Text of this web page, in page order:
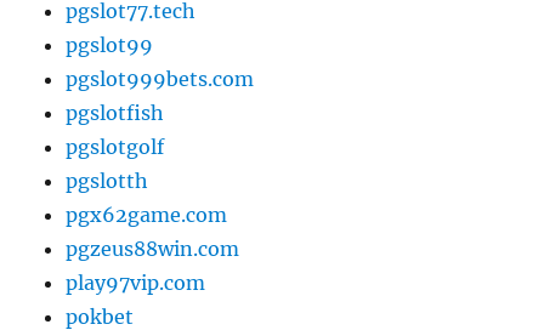
pgslot77.tech
pgslot99
pgslot999bets.com
pgslotfish
pgslotgolf
pgslotth
pgx62game.com
pgzeus88win.com
play97vip.com
pokbet